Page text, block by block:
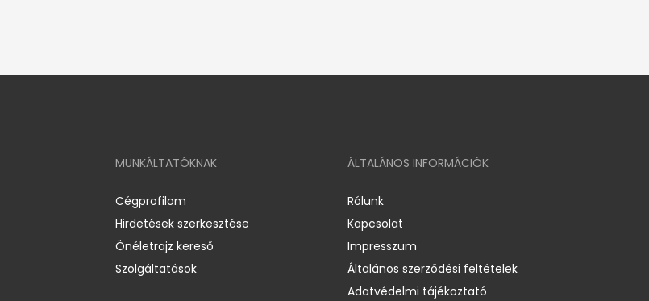
MUNKÁLTATÓKNAK
Cégprofilom
Hirdetések szerkesztése
Önéletrajz kereső
Szolgáltatások
ÁLTALÁNOS INFORMÁCIÓK
Rólunk
Kapcsolat
Impresszum
Általános szerződési feltételek
Adatvédelmi tájékoztató